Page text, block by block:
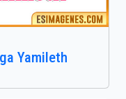
Yamileth